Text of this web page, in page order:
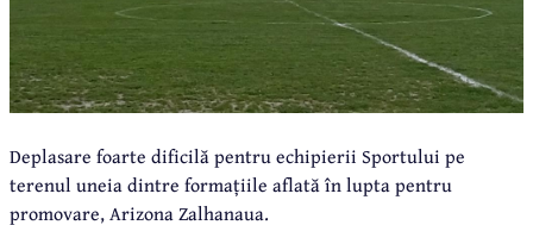
Deplasare foarte dificilă pentru echipierii Sportului pe
terenul uneia dintre formațiile aflată în lupta pentru
promovare, Arizona Zalhanaua.